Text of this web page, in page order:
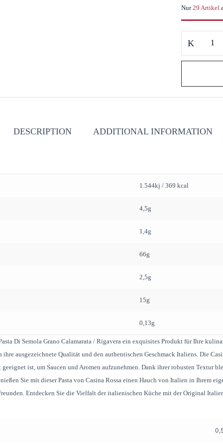
Nur 29 Artikel
Pasta
Semola
DESCRIPTION ADDITIONAL INFORMATION
1.544kj / 369 kcal
4,5g
1,4g
66g
2,5g
15g
0,13g
Di Semola Grano Calamarata / Rigavera ein exquisites Produkt für Ihre
ausgezeichnete Qualität und den authentischen Geschmack Italiens. Die
ist, um Saucen und Aromen aufzunehmen. Dank ihrer robusten Textur
Sie mit dieser Pasta von Casina Rossa einen Hauch von Italien in Ihrem
Entdecken Sie die Vielfalt der italienischen Küche mit der Original